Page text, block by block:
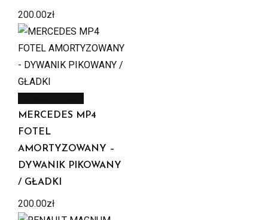
200.00zł
MERCEDES MP4
FOTEL
AMORTYZOWANY –
DYWANIK PIKOWANY
/ GŁADKI
200.00zł